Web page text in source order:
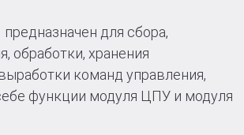
для сбора,
обработки, хранения
команд управления,
функции модуля ЦПУ и модуля